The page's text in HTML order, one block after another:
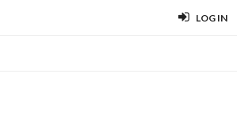
LOG IN